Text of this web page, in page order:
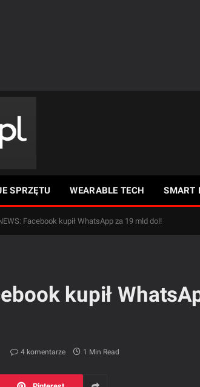
SPRZĘTU WEARABLE TECH SMART
Facebook kupił WhatsApp za 19 mld dol!
kupił
4 komentarze 1 Min Read